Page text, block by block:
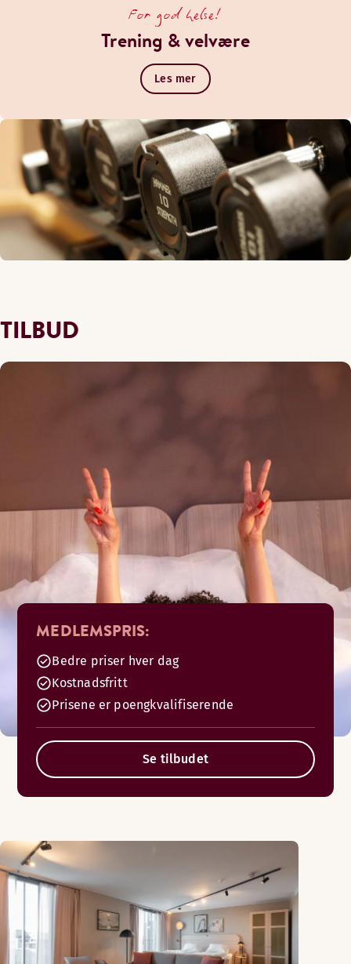
For god helse!
Trening & velvære
Les mer
TILBUD
MEDLEMSPRIS:
Bedre priser hver dag
Kostnadsfritt
Prisene er poengkvalifiserende
Se tilbudet